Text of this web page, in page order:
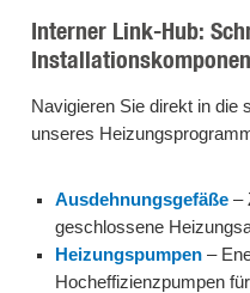
Interner Link-Hub:
Navigieren Sie direkt in die
unseres
Ausdehnungsgefäße –
geschlossene
Heizungspumpen –
Hocheffizienzpumpen